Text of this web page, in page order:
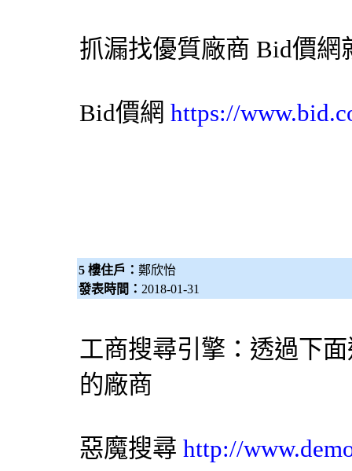
抓漏找優質廠商 Bid價網
Bid價網 https://
5 樓住戶： 鄭欣怡
發表時間： 2018-01-31
工商搜尋引擎 ：透過下
的廠商
惡魔搜尋 http://